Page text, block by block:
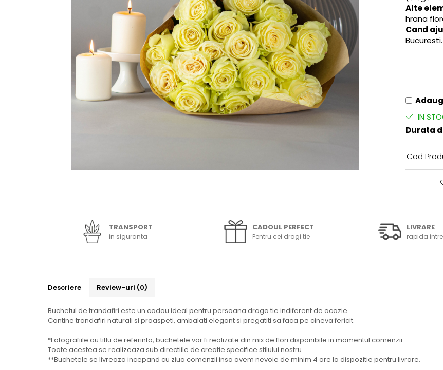
Alte
hrana
Cand
Bucuresti.
IN
Durata
Cod
TRANSPORT
in siguranta
CADOUL PERFECT
Pentru cei dragi tie
LIVRARE
rapida
Descriere Review-uri (0)
Buchetul de trandafiri este un cadou ideal pentru persoana draga tie indiferent de ocazie.
Contine trandafiri naturali si proaspeti, ambalati elegant si pregatiti sa faca pe cineva fericit.
*Fotografiile au titlu de referinta, buchetele vor fi realizate din mix de flori disponibile in momentul comenzii.
Toate acestea se realizeaza sub directiile de creatie specifice stilului nostru.
**Buchetele se livreaza incepand cu ziua comenzii insa avem nevoie de minim 4 ore la dispozitie pentru livrare.